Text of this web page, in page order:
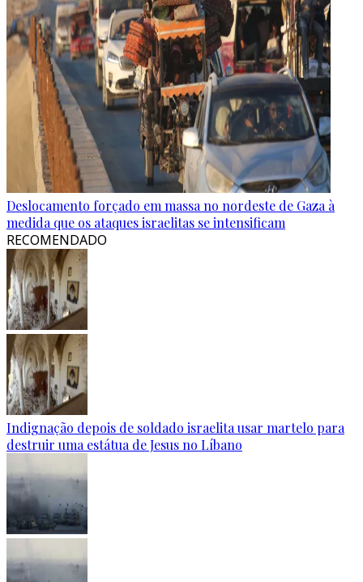
Deslocamento forçado em massa no nordeste de Gaza à
medida que os ataques israelitas se intensificam
RECOMENDADO
Indignação depois de soldado israelita usar martelo para
destruir uma estátua de Jesus no Líbano